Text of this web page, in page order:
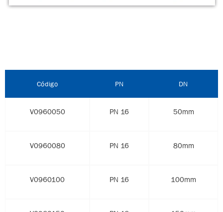
Código PN DN
V0960050 PN 16 50mm
V0960080 PN 16 80mm
V0960100 PN 16 100mm